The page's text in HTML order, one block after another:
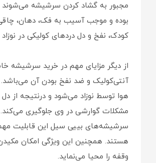
مجبور به گشاد کردن سرشیشه
بوده و موجب آسیب به فک، دهان،
کودک، نفخ و دل دردهای کولیکی در
از دیگر مزایای مهم در خرید سرشیشه
آنتی‌کولیک و ضد نفخ بودن آن می‌باشد.
هوا توسط نوزاد می‌شود و درنتیجه از دل
مشکلات گوارشی در وی جلوگیری
سرشیشه‌های بییی سیل این قابلیت مهم
هستند. همچنین این ویژگی امکان
وقفه را محیا می‌نماید.